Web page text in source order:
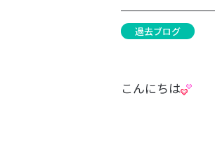
過去ブログ
こんにちは